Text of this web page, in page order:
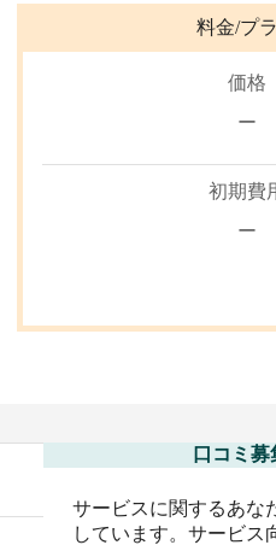
料金/プ
価格
ー
初期費
ー
口コミ募
サービスに関するあな
しています。サービス